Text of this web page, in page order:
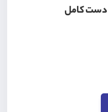
شکری دست کامل